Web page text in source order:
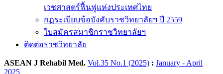
เวชศาสตร์ฟื้นฟูแห่งประเทศไทย
กฏระเบียบข้อบังคับราชวิทยาลัยฯ ปี 2559
ใบสมัครสมาชิกราชวิทยาลัยฯ
ติดต่อราชวิทยาลัย
ASEAN J Rehabil Med. Vol.35 No.1 (2025) : January - April
2025